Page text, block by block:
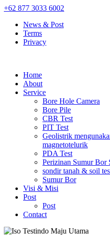
+62 877 3033 6002
News & Post
Terms
Privacy
Home
About
Service
Bore Hole Camera
Bore Pile
CBR Test
PIT Test
Geolistrik
magnetotelurik
PDA Test
Perizinan Sumur Bor
sondir tanah & soil
Sumur Bor
Visi & Misi
Post
Post
Contact